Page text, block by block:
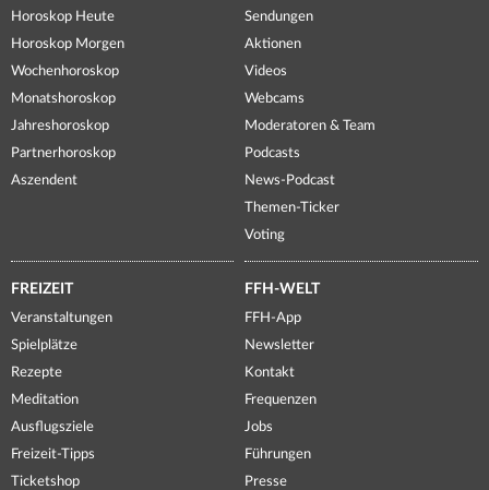
Horoskop Heute
Horoskop Morgen
Wochenhoroskop
Monatshoroskop
Jahreshoroskop
Partnerhoroskop
Aszendent
Sendungen
Aktionen
Videos
Webcams
Moderatoren & Team
Podcasts
News-Podcast
Themen-Ticker
Voting
FREIZEIT
Veranstaltungen
Spielplätze
Rezepte
Meditation
Ausflugsziele
Freizeit-Tipps
Ticketshop
FFH-WELT
FFH-App
Newsletter
Kontakt
Frequenzen
Jobs
Führungen
Presse